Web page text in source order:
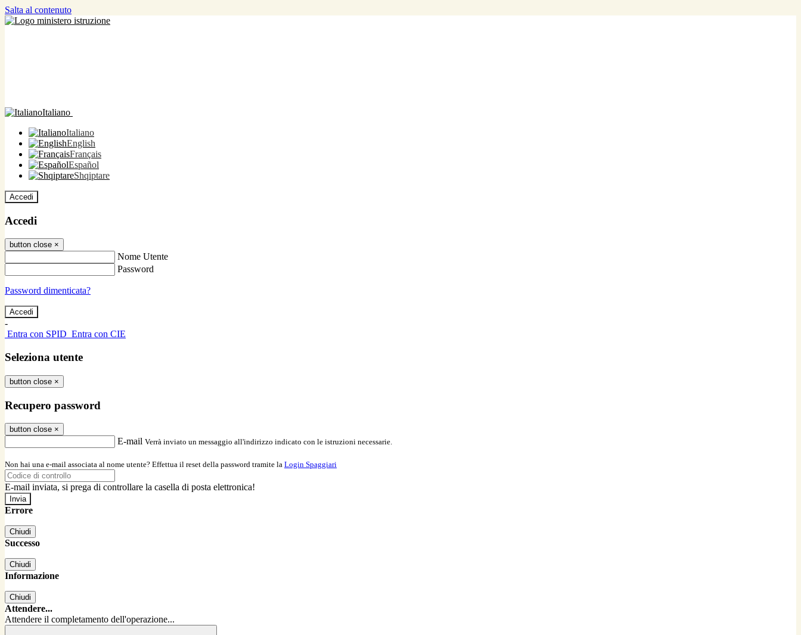
Salta al contenuto
Italiano
Italiano
English
Français
Español
Shqiptare
Accedi
Accedi
button close ×
Nome Utente
Password
Password dimenticata?
-
Entra con SPID Entra con CIE
Seleziona utente
button close ×
Recupero password
button close ×
E-mail Verrà inviato un messaggio all'indirizzo indicato con le istruzioni necessarie.
Non hai una e-mail associata al nome utente? Effettua il reset della password tramite la Login Spaggiari
E-mail inviata, si prega di controllare la casella di posta elettronica!
Errore
Chiudi
Successo
Chiudi
Informazione
Chiudi
Attendere...
Attendere il completamento dell'operazione...